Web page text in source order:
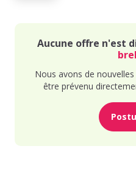
Aucune offre n'est
Nous avons de
être prévenu